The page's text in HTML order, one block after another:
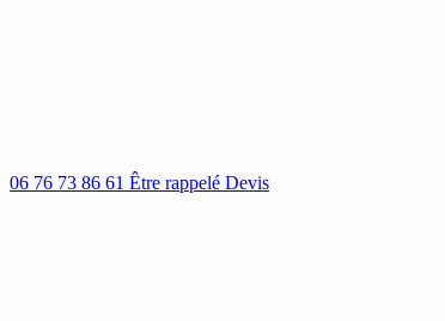
06 76 73 86 61 Être rappelé Devis